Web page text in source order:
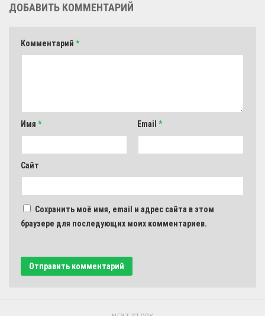
ДОБАВИТЬ КОММЕНТАРИЙ
Комментарий *
Имя * Email *
Сайт
Сохранить моё имя, email и адрес сайта в этом
браузере для последующих моих комментариев.